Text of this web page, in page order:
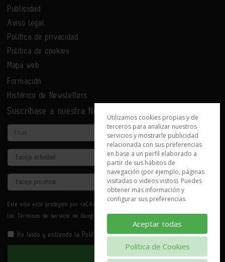
Publicidad
Aviso legal
Política de privacidad
Política de cookies
Mapa web
Formación
Histórico de Newsletters
Suscríbase a nuestra Newsletter
Email
Actividad
Provincia
Este sitio está protegido por reCAPTCHA y se aplican la
los Términos de servicio de Google.
He leído y entiendo laPolítica de Privacidad
Enviar
Utilizamos cookies propias y de
terceros para analizar nuestros
servicios y mostrarle publicidad
relacionada con sus preferencias
en base a un perfil elaborado a
partir de sus hábitos de
navegación (por ejemplo, páginas
visitadas o videos vistos). Puedes
obtener más información y
configurar sus preferencias.
Aceptar todas
Política de Cookies